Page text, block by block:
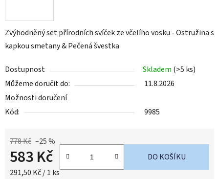
Zvýhodněný set přírodních svíček ze včelího vosku - Ostružina s
kapkou smetany & Pečená švestka
Dostupnost Skladem (>5 ks)
Můžeme doručit do:
11.8.2026
Možnosti doručení
Kód:
9985
778 Kč –25 %
583 Kč
Měrná cena:
291,50 Kč / 1 ks
DO KOŠÍKU